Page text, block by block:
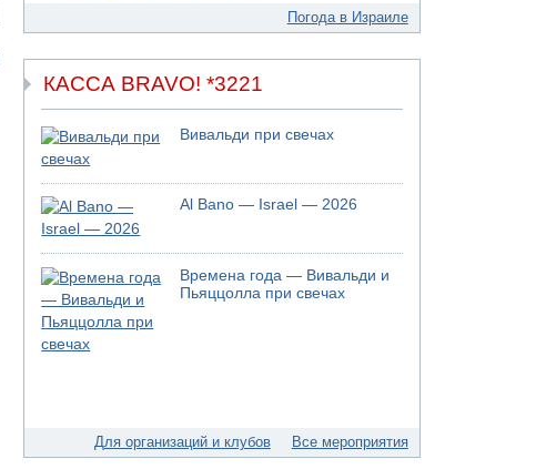
08.08.2026 11:02
ранены
07.08.2026 20:41
Ynet: "Хизбалла" запустила БПЛА со
взрывчаткой по силам ЦАХАЛ
07.08.2026 19:16
ДТП в Ашдоде: тяжело ранены двое
маленьких детей
07.08.2026 19:14
Скончался водитель, врезавшийся в стену в
Иерусалиме
07.08.2026 17:55
Обнародовано имя полицейского,
Погода в Израиле
КАССА BRAVO! *3221
Вивальди при свечах
Al Bano — Israel — 2026
Времена года — Вивальди и
Пьяццолла при свечах
Для организаций и клубов Все мероприятия